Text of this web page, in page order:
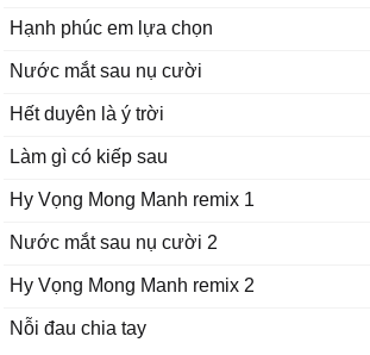
Hạnh phúc em lựa chọn
Nước mắt sau nụ cười
Hết duyên là ý trời
Làm gì có kiếp sau
Hy Vọng Mong Manh remix 1
Nước mắt sau nụ cười 2
Hy Vọng Mong Manh remix 2
Nỗi đau chia tay